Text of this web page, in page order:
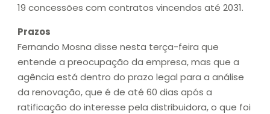
19 concessões com contratos vincendos até 2031.
Prazos
Fernando Mosna disse nesta terça-feira que
entende a preocupação da empresa, mas que a
agência está dentro do prazo legal para a análise
da renovação, que é de até 60 dias após a
ratificação do interesse pela distribuidora, o que foi